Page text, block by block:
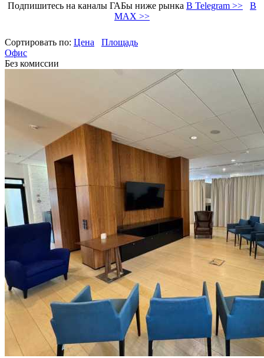
Подпишитесь на каналы ГАБы ниже рынка В Telegram >>
В
MAX >>
Сортировать по: Цена
Площадь
Офис
Без комиссии